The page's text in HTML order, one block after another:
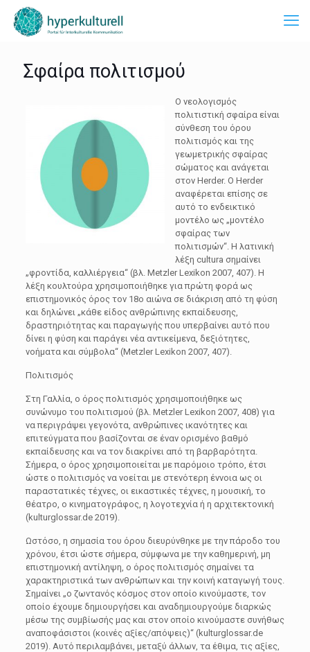
Σφαίρα πολιτισμού
Ο νεολογισμός
πολιτιστική σφαίρα είναι
σύνθεση του όρου
πολιτισμός και της
γεωμετρικής σφαίρας
σώματος και ανάγεται
στον Herder. Ο Herder
αναφέρεται επίσης σε
αυτό το ενδεικτικό
μοντέλο ως „μοντέλο
σφαίρας των
πολιτισμών“. Η λατινική
λέξη cultura σημαίνει
„φροντίδα, καλλιέργεια“ (βλ. Metzler Lexikon 2007, 407). Η
λέξη κουλτούρα χρησιμοποιήθηκε για πρώτη φορά ως
επιστημονικός όρος τον 18ο αιώνα σε διάκριση από τη φύση
και δηλώνει „κάθε είδος ανθρώπινης εκπαίδευσης,
δραστηριότητας και παραγωγής που υπερβαίνει αυτό που
δίνει η φύση και παράγει νέα αντικείμενα, δεξιότητες,
νοήματα και σύμβολα“ (Metzler Lexikon 2007, 407).
Πολιτισμός
Στη Γαλλία, ο όρος πολιτισμός χρησιμοποιήθηκε ως
συνώνυμο του πολιτισμού (βλ. Metzler Lexikon 2007, 408) για
να περιγράψει γεγονότα, ανθρώπινες ικανότητες και
επιτεύγματα που βασίζονται σε έναν ορισμένο βαθμό
εκπαίδευσης και να τον διακρίνει από τη βαρβαρότητα.
Σήμερα, ο όρος χρησιμοποιείται με παρόμοιο τρόπο, έτσι
ώστε ο πολιτισμός να νοείται με στενότερη έννοια ως οι
παραστατικές τέχνες, οι εικαστικές τέχνες, η μουσική, το
θέατρο, ο κινηματογράφος, η λογοτεχνία ή η αρχιτεκτονική
(kulturglossar.de 2019).
Ωστόσο, η σημασία του όρου διευρύνθηκε με την πάροδο του
χρόνου, έτσι ώστε σήμερα, σύμφωνα με την καθημερινή, μη
επιστημονική αντίληψη, ο όρος πολιτισμός σημαίνει τα
χαρακτηριστικά των ανθρώπων και την κοινή καταγωγή τους.
Σημαίνει „ο ζωντανός κόσμος στον οποίο κινούμαστε, τον
οποίο έχουμε δημιουργήσει και αναδημιουργούμε διαρκώς
μέσω της συμβίωσής μας και στον οποίο κινούμαστε συνήθως
αναποφάσιστοι (κοινές αξίες/απόψεις)“ (kulturglossar.de
2019). Αυτό περιλαμβάνει, μεταξύ άλλων, τα έθιμα, τις αξίες,